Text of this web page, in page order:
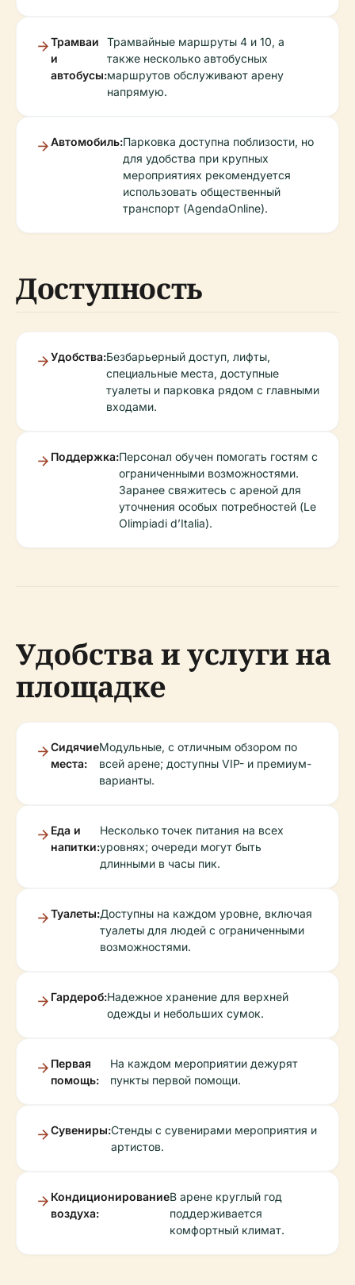
Трамваи
и
автобусы:
Трамвайные маршруты 4 и 10, а
также несколько автобусных
маршрутов обслуживают арену
напрямую.
Автомобиль:Парковка доступна поблизости, но
для удобства при крупных
мероприятиях рекомендуется
использовать общественный
транспорт (AgendaOnline).
Доступность
Удобства:Безбарьерный доступ, лифты,
специальные места, доступные
туалеты и парковка рядом с главными
входами.
Поддержка:Персонал обучен помогать гостям с
ограниченными возможностями.
Заранее свяжитесь с ареной для
уточнения особых потребностей (Le
Olimpiadi d’Italia).
Удобства и услуги на
площадке
Сидячие
места:
Модульные, с отличным обзором по
всей арене; доступны VIP- и премиум-
варианты.
Еда и
напитки:
Несколько точек питания на всех
уровнях; очереди могут быть
длинными в часы пик.
Туалеты:Доступны на каждом уровне, включая
туалеты для людей с ограниченными
возможностями.
Гардероб:Надежное хранение для верхней
одежды и небольших сумок.
Первая
помощь:
На каждом мероприятии дежурят
пункты первой помощи.
Сувениры:Стенды с сувенирами мероприятия и
артистов.
Кондиционирование
воздуха:
В арене круглый год
поддерживается
комфортный климат.